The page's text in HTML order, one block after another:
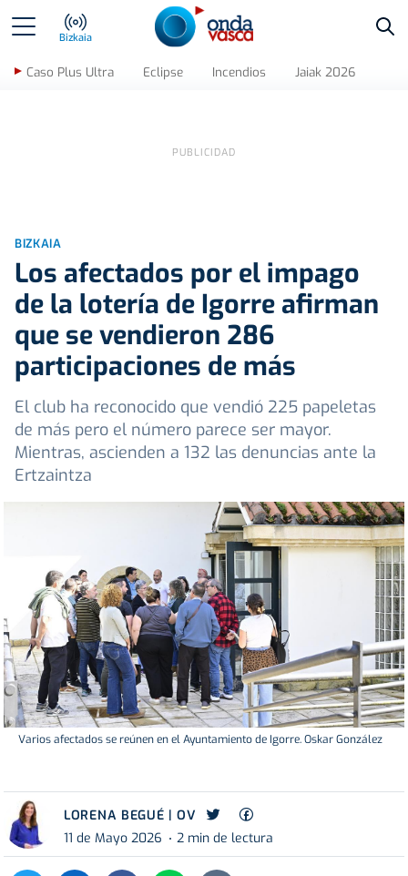
Bizkaia
Caso Plus Ultra Eclipse Incendios Jaiak 2026
BIZKAIA
Los afectados por el impago
de la lotería de Igorre afirman
que se vendieron 286
participaciones de más
El club ha reconocido que vendió 225 papeletas
de más pero el número parece ser mayor.
Mientras, ascienden a 132 las denuncias ante la
Ertzaintza
Varios afectados se reúnen en el Ayuntamiento de Igorre. Oskar González
LORENA BEGUÉ | OV
11 de Mayo 2026
2 min de lectura